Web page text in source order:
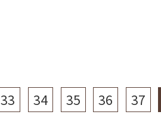
33 34 35 36 37